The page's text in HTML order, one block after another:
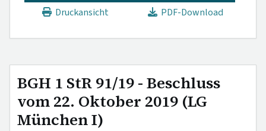
Druckansicht
PDF-Download
BGH 1 StR 91/19 - Beschluss
vom 22. Oktober 2019 (LG
München I)